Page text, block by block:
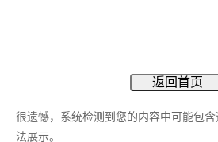
返回首页
很遗憾，系统检测到您的内容中可能包
法展示。